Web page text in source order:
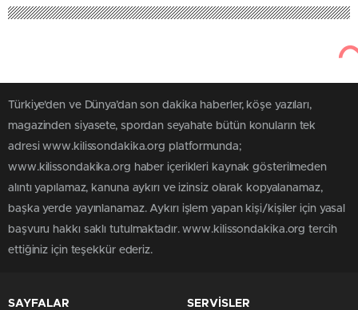
Türkiye'den ve Dünya’dan son dakika haberler, köşe yazıları,
magazinden siyasete, spordan seyahate bütün konuların tek
adresi www.kilissondakika.org platformunda;
www.kilissondakika.org haber içerikleri kaynak gösterilmeden
alıntı yapılamaz, kanuna aykırı ve izinsiz olarak kopyalanamaz,
başka yerde yayınlanamaz. Aykırı işlem yapan kişi/kişiler için yasal
başvuru hakkı saklı tutulmaktadır. www.kilissondakika.org tercih
ettiğiniz için teşekkür ederiz.
SAYFALAR SERVİSLER